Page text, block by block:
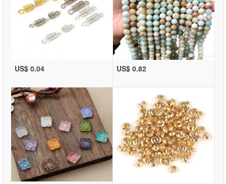
US$ 0.04 US$ 0.82